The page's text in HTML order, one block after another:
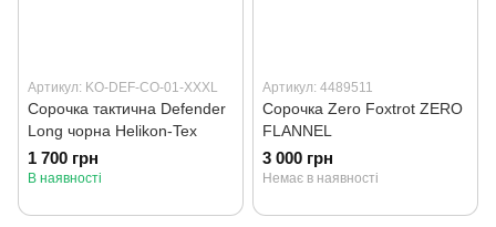
Артикул: KO-DEF-CO-01-XXXL
Сорочка тактична Defender
Long чорна Helikon-Tex
1 700 грн
В наявності
Артикул: 4489511
Сорочка Zero Foxtrot ZERO
FLANNEL
3 000 грн
Немає в наявності